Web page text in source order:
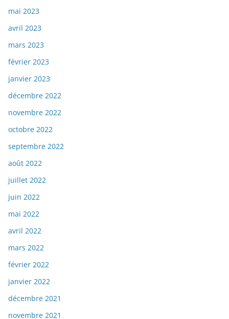
mai 2023
avril 2023
mars 2023
février 2023
janvier 2023
décembre 2022
novembre 2022
octobre 2022
septembre 2022
août 2022
juillet 2022
juin 2022
mai 2022
avril 2022
mars 2022
février 2022
janvier 2022
décembre 2021
novembre 2021